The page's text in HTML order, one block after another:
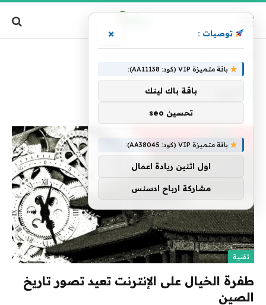
تقنية
طفرة الخيال على الإنترنت تعيد تصور تاريخ
الصين
توصيات : ×
باقة متميزة VIP (كود: AA11138):
باقة باك لينك
تحسين seo
باقة متميزة VIP (كود: AA38045):
اول اثنين ريادة اعمال
مشاركة ارباح ادسنس